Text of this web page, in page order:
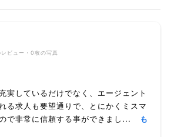
ビュー・ 0枚の写真
実しているだけでなく、エージェント
る求人も要望通りで、とにかくミスマ
で非常に信頼する事ができまし...
も